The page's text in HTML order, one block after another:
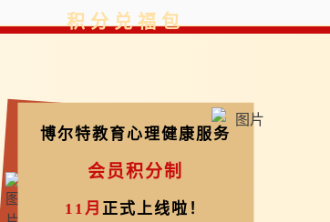
积分兑福包
博尔特教育心理健康服务
会员积分制
11月 正式上线啦！